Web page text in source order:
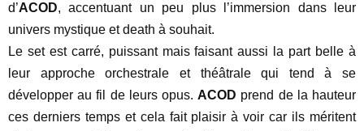
d’ACOD, accentuant un peu plus l’immersion dans leur
univers mystique et death à souhait.
Le set est carré, puissant mais faisant aussi la part belle à
leur approche orchestrale et théâtrale qui tend à se
développer au fil de leurs opus.ACOD prend de la hauteur
ces derniers temps et cela fait plaisir à voir car ils méritent